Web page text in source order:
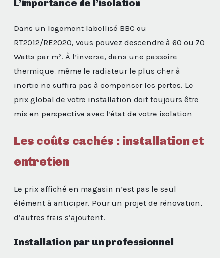
L’importance de l’isolation
Dans un logement labellisé BBC ou
RT2012/RE2020, vous pouvez descendre à 60 ou 70
Watts par m². À l’inverse, dans une passoire
thermique, même le radiateur le plus cher à
inertie ne suffira pas à compenser les pertes. Le
prix global de votre installation doit toujours être
mis en perspective avec l’état de votre isolation.
Les coûts cachés : installation et
entretien
Le prix affiché en magasin n’est pas le seul
élément à anticiper. Pour un projet de rénovation,
d’autres frais s’ajoutent.
Installation par un professionnel